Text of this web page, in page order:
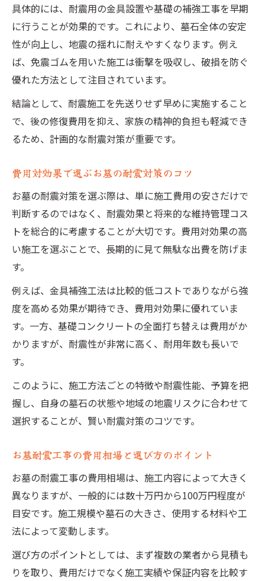
具体的には、耐震用の金具設置や基礎の補強工事を早期
に行うことが効果的です。これにより、墓石全体の安定
性が向上し、地震の揺れに耐えやすくなります。例え
ば、免震ゴムを用いた施工は衝撃を吸収し、破損を防ぐ
優れた方法として注目されています。
結論として、耐震施工を先送りせず早めに実施すること
で、後の修復費用を抑え、家族の精神的負担も軽減でき
るため、計画的な耐震対策が重要です。
費用対効果で選ぶお墓の耐震対策のコツ
お墓の耐震対策を選ぶ際は、単に施工費用の安さだけで
判断するのではなく、耐震効果と将来的な維持管理コス
トを総合的に考慮することが大切です。費用対効果の高
い施工を選ぶことで、長期的に見て無駄な出費を防げま
す。
例えば、金具補強工法は比較的低コストでありながら強
度を高める効果が期待でき、費用対効果に優れていま
す。一方、基礎コンクリートの全面打ち替えは費用がか
かりますが、耐震性が非常に高く、耐用年数も長いで
す。
このように、施工方法ごとの特徴や耐震性能、予算を把
握し、自身の墓石の状態や地域の地震リスクに合わせて
選択することが、賢い耐震対策のコツです。
お墓耐震工事の費用相場と選び方のポイント
お墓の耐震工事の費用相場は、施工内容によって大きく
異なりますが、一般的には数十万円から100万円程度が
目安です。施工規模や墓石の大きさ、使用する材料や工
法によって変動します。
選び方のポイントとしては、まず複数の業者から見積も
りを取り、費用だけでなく施工実績や保証内容を比較す